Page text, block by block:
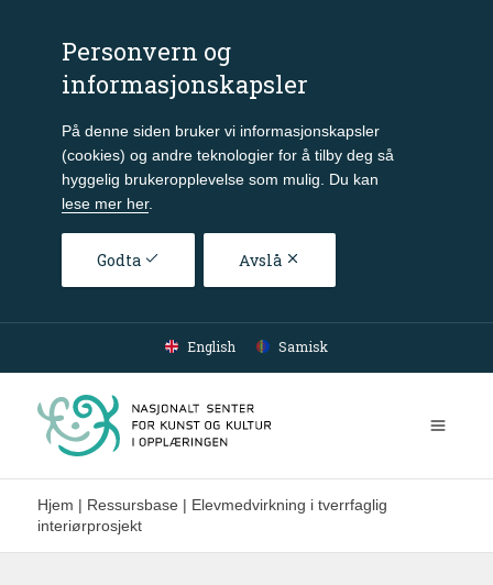
Personvern og
informasjonskapsler
På denne siden bruker vi informasjonskapsler
(cookies) og andre teknologier for å tilby deg så
hyggelig brukeropplevelse som mulig. Du kan
lese mer her.
Godta Avslå
Gå til hovedinnhold
English Samisk
Hjem | Ressursbase | Elevmedvirkning i tverrfaglig
interiørprosjekt